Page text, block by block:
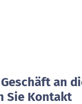
an
Sie Kontakt